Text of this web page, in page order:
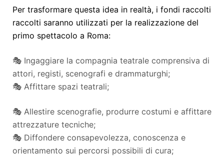
Per trasformare questa idea in realtà, i fondi raccolti
raccolti saranno utilizzati per la realizzazione del
primo spettacolo a Roma:
🎭 Ingaggiare la compagnia teatrale comprensiva di
attori, registi, scenografi e drammaturghi;
🎭 Affittare spazi teatrali;
🎭 Allestire scenografie, produrre costumi e affittare
attrezzature tecniche;
🎭 Diffondere consapevolezza, conoscenza e
orientamento sui percorsi possibili di cura;